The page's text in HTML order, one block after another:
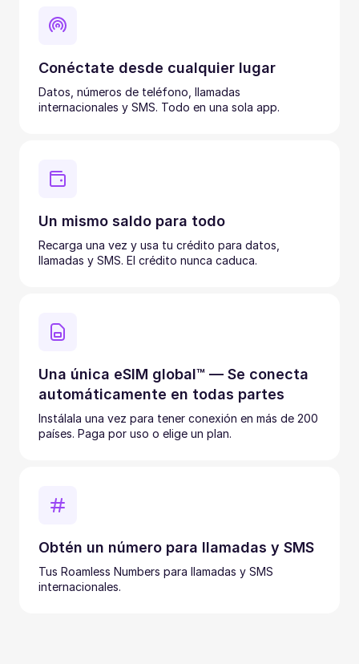
Conéctate desde cualquier lugar
Datos, números de teléfono, llamadas
internacionales y SMS. Todo en una sola app.
Un mismo saldo para todo
Recarga una vez y usa tu crédito para datos,
llamadas y SMS. El crédito nunca caduca.
Una única eSIM global™ — Se conecta
automáticamente en todas partes
Instálala una vez para tener conexión en más de 200
países. Paga por uso o elige un plan.
Obtén un número para llamadas y SMS
Tus Roamless Numbers para llamadas y SMS
internacionales.